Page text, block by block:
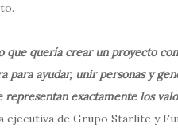
que quería crear un proyecto
para ayudar, unir personas y
representan exactamente los
ejecutiva de Grupo Starlite y